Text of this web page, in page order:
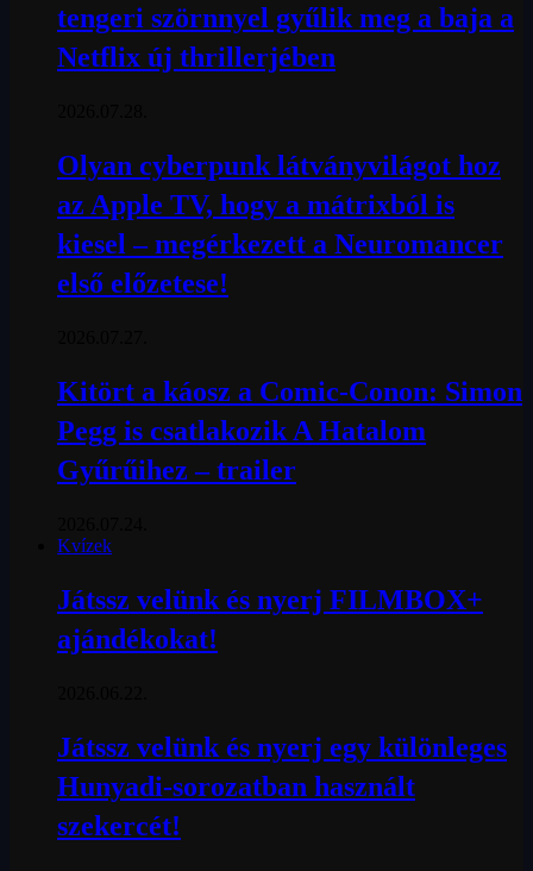
tengeri szörnnyel gyűlik meg a baja a
Netflix új thrillerjében
Olyan cyberpunk látványvilágot hoz
az Apple TV, hogy a mátrixból is
kiesel – megérkezett a Neuromancer
első előzetese!
Kitört a káosz a Comic-Conon: Simon
Pegg is csatlakozik A Hatalom
Gyűrűihez – trailer
Kvízek
Játssz velünk és nyerj FILMBOX+
ajándékokat!
Játssz velünk és nyerj egy különleges
Hunyadi-sorozatban használt
szekercét!